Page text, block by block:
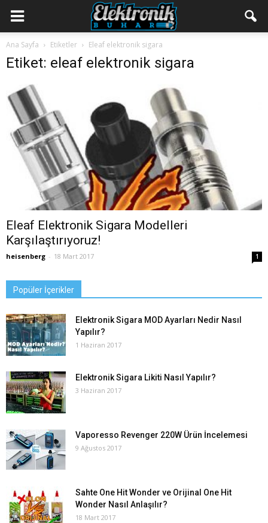
Ana Sayfa Etiketler Eleaf elektronik sigara
Etiket: eleaf elektronik sigara
Eleaf Elektronik Sigara Modelleri
Karşılaştırıyoruz!
heisenberg - 18 Mart 2017 1
Popüler İçerikler
Elektronik Sigara MOD Ayarları Nedir Nasıl
Yapılır?
1 Haziran 2017
Elektronik Sigara Likiti Nasıl Yapılır?
3 Haziran 2017
Vaporesso Revenger 220W Ürün İncelemesi
9 Ağustos 2017
Sahte One Hit Wonder ve Orijinal One Hit
Wonder Nasıl Anlaşılır?
18 Mart 2017